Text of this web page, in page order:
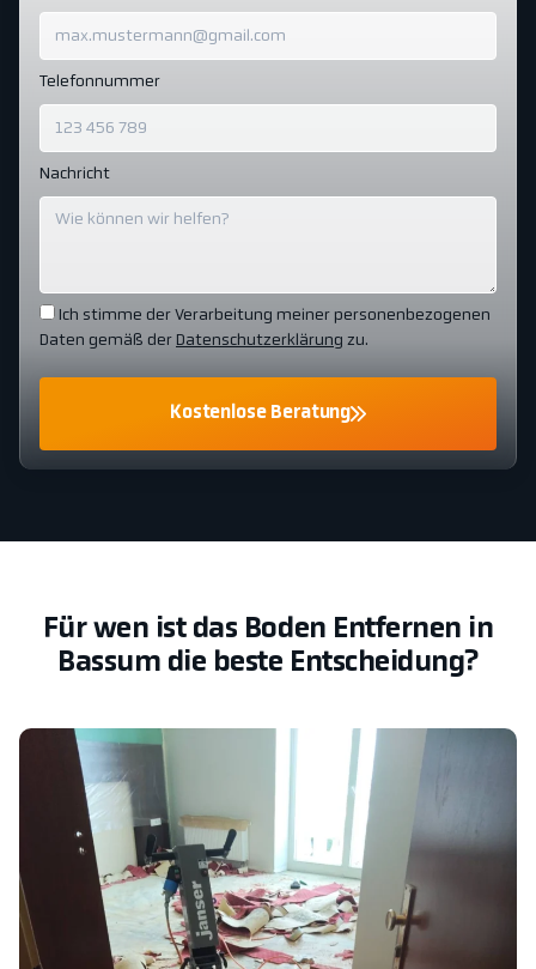
Telefonnummer
Nachricht
Ich stimme der Verarbeitung meiner personenbezogenen
Daten gemäß der Datenschutzerklärung zu.
Kostenlose Beratung
Für wen ist das Boden Entfernen in
Bassum die beste Entscheidung?